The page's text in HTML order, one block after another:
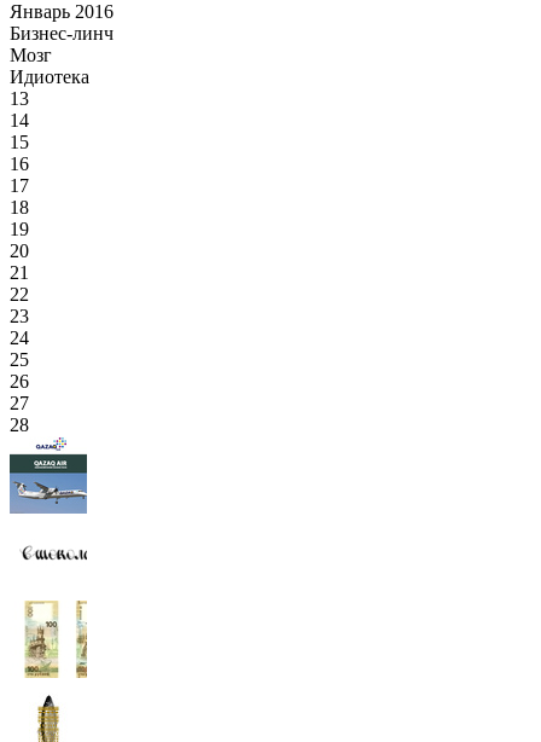
Январь 2016
Бизнес-линч
Мозг
Идиотека
13
14
15
16
17
18
19
20
21
22
23
24
25
26
27
28